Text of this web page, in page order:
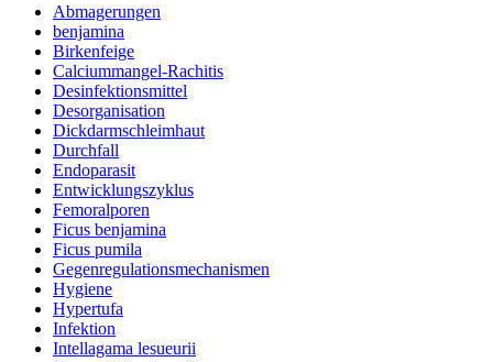
Abmagerungen
benjamina
Birkenfeige
Calciummangel-Rachitis
Desinfektionsmittel
Desorganisation
Dickdarmschleimhaut
Durchfall
Endoparasit
Entwicklungszyklus
Femoralporen
Ficus benjamina
Ficus pumila
Gegenregulationsmechanismen
Hygiene
Hypertufa
Infektion
Intellagama lesueurii